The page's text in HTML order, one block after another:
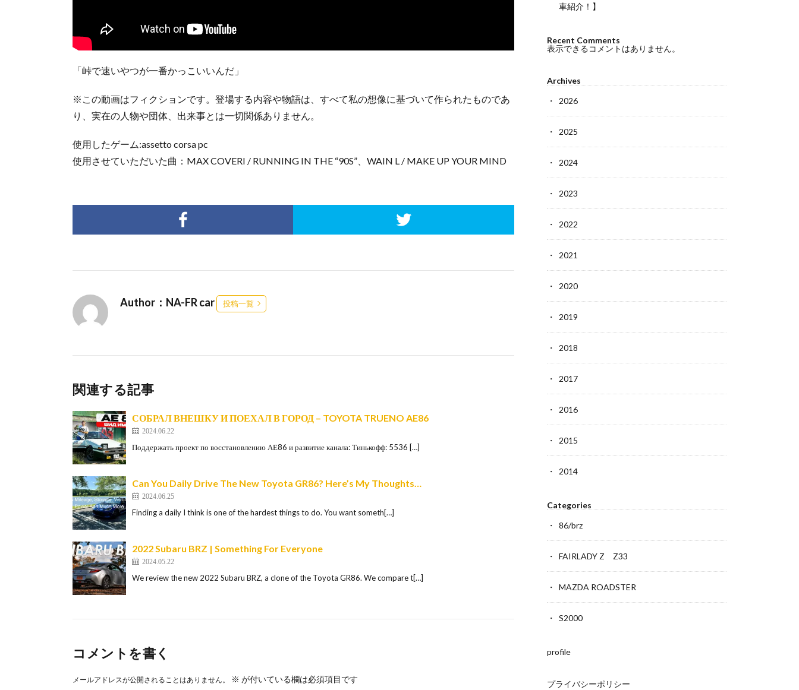
「峠で速いやつが一番かっこいいんだ」
※この動画はフィクションです。登場する内容や物語は、すべて私の想像に基づいて作られたものであ
り、実在の人物や団体、出来事とは一切関係ありません。
使用したゲーム:assetto corsa pc
使用させていただいた曲：MAX COVERI / RUNNING IN THE “90S”、WAIN L / MAKE UP YOUR MIND
Author：NA-FR car 投稿一覧
関連する記事
СОБРАЛ ВНЕШКУ И ПОЕХАЛ В ГОРОД – TOYOTA TRUENO AE86
2024.06.22
Поддержать проект по восстановлению АЕ86 и развитие канала: Тинькофф: 5536 […]
Can You Daily Drive The New Toyota GR86? Here’s My Thoughts…
2024.06.25
Finding a daily I think is one of the hardest things to do. You want someth[…]
2022 Subaru BRZ | Something For Everyone
2024.05.22
We review the new 2022 Subaru BRZ, a clone of the Toyota GR86. We compare t[…]
コメントを書く
メールアドレスが公開されることはありません。 ※ が付いている欄は必須項目です
車紹介！】
Recent Comments
表示できるコメントはありません。
Archives
2026
2025
2024
2023
2022
2021
2020
2019
2018
2017
2016
2015
2014
Categories
86/brz
FAIRLADY Z Z33
MAZDA ROADSTER
S2000
profile
プライバシーポリシー